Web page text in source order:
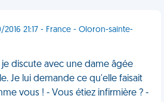
2016 21:17 - France - Oloron-sainte-
je discute avec une dame âgée
Je lui demande ce qu'elle faisait
vous ! - Vous étiez infirmière ? -